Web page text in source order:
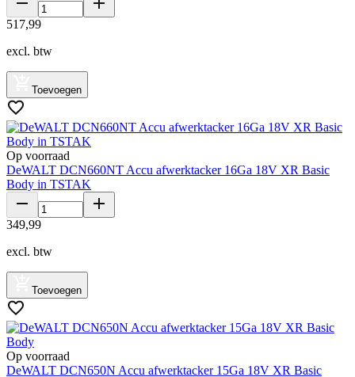
517,99
excl. btw
Toevoegen
Op voorraad
DeWALT DCN660NT Accu afwerktacker 16Ga 18V XR Basic
Body in TSTAK
349,99
excl. btw
Toevoegen
Op voorraad
DeWALT DCN650N Accu afwerktacker 15Ga 18V XR Basic